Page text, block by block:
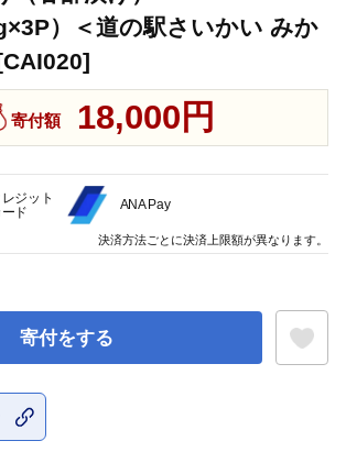
）＜道の駅さいかい みか
寄付額 18,000円
寄付をする
ジット
ド
ANA Pay
決済方法ごとに決済上限額が異なります。